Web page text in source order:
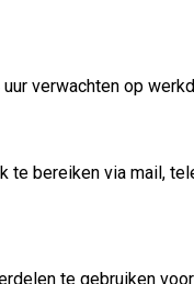
verwachten op
te bereiken via mail,
te gebruiken